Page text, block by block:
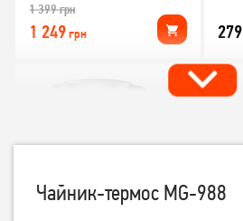
1 399грн
1 249грн 279
Чайник-термос MG-988